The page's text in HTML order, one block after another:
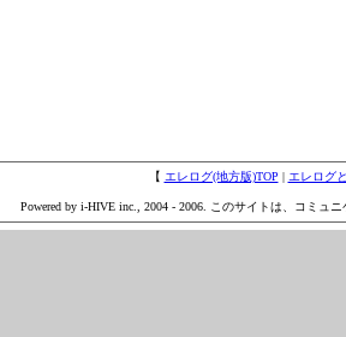
【 エレログ(地方版)TOP | エレログ
Powered by i-HIVE inc., 2004 - 2006. このサイトは、コミュ